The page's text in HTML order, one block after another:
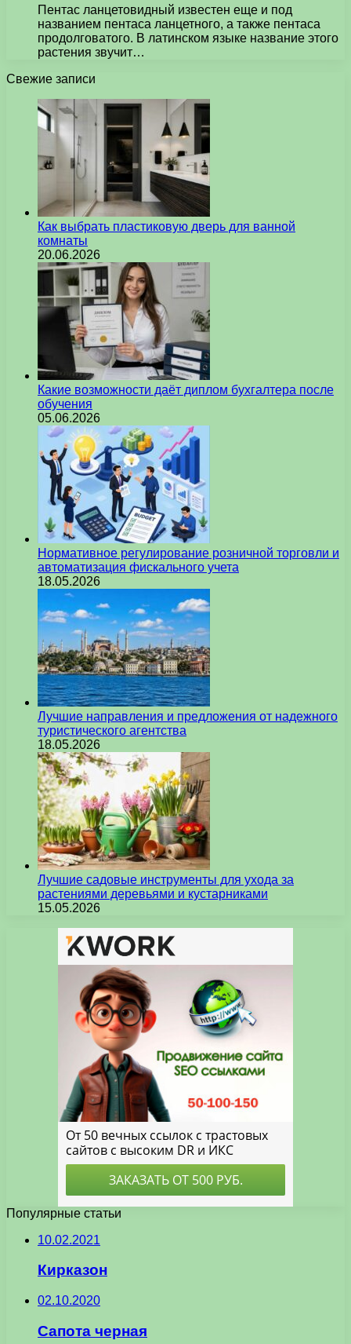
Пентас ланцетовидный известен еще и под
названием пентаса ланцетного, а также пентаса
продолговатого. В латинском языке название этого
растения звучит…
Свежие записи
Как выбрать пластиковую дверь для ванной
комнаты
20.06.2026
Какие возможности даёт диплом бухгалтера после
обучения
05.06.2026
Нормативное регулирование розничной торговли и
автоматизация фискального учета
18.05.2026
Лучшие направления и предложения от надежного
туристического агентства
18.05.2026
Лучшие садовые инструменты для ухода за
растениями деревьями и кустарниками
15.05.2026
Популярные статьи
10.02.2021
Кирказон
02.10.2020
Сапота черная